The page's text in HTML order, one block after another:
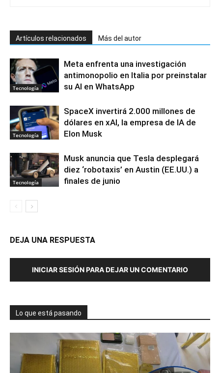
Artículos relacionados Más del autor
Tecnología
Meta enfrenta una investigación
antimonopolio en Italia por preinstalar
su AI en WhatsApp
Tecnología
SpaceX invertirá 2.000 millones de
dólares en xAI, la empresa de IA de
Elon Musk
Tecnología
Musk anuncia que Tesla desplegará
diez ‘robotaxis’ en Austin (EE.UU.) a
finales de junio
DEJA UNA RESPUESTA
INICIAR SESIÓN PARA DEJAR UN COMENTARIO
Lo que está pasando